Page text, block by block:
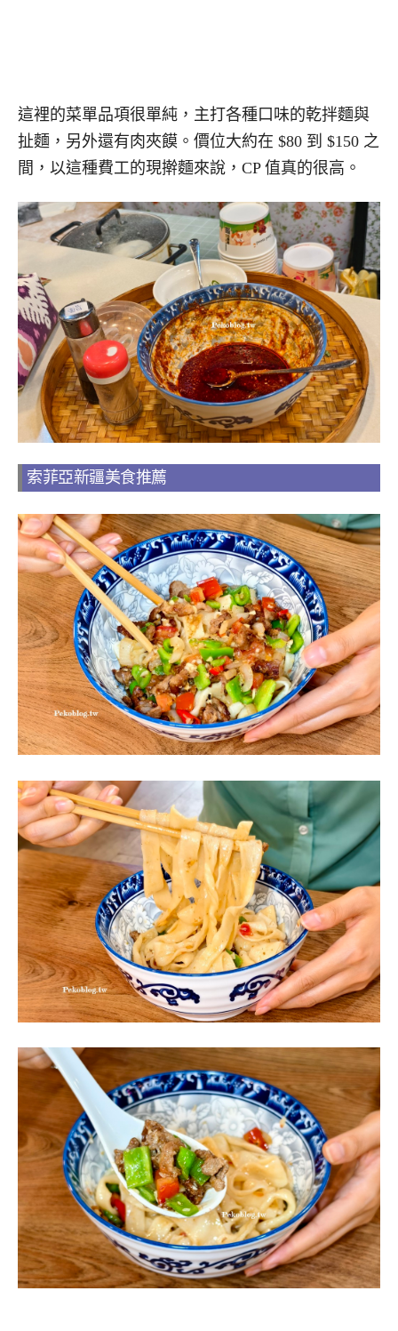
這裡的菜單品項很單純，主打各種口味的乾拌麵與
扯麵，另外還有肉夾饃。價位大約在 $80 到 $150 之
間，以這種費工的現擀麵來說，CP 值真的很高。
索菲亞新疆美食推薦